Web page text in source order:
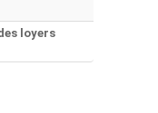
loyers